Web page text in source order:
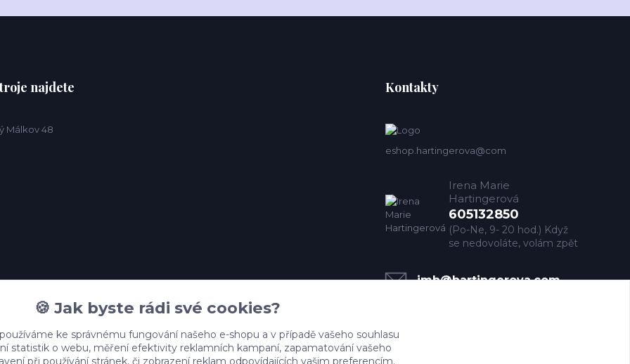
najdete
Málkov 48
Kontakty
eshop.hartingerova@com
Irena Marie
Hartingerová
605132850
(Po-Ne, 9- 20 hod.) Když
se nedovoláte, volám zpět
imh@hartingerova.com
🍪 Jak byste rádi své cookies?
ke správnému fungování našeho e-shopu a v případě vašeho souhlasu
statistik o webu, měření efektivity reklamních kampaní, zapamatování vašeho
při používání stránek, či zobrazení reklam odpovídajících vašim preferencím.